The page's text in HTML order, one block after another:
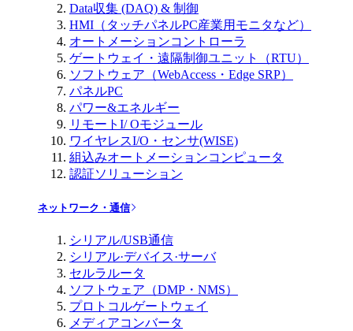
Data収集 (DAQ) & 制御
HMI（タッチパネルPC産業用モニタなど）
オートメーションコントローラ
ゲートウェイ・遠隔制御ユニット（RTU）
ソフトウェア（WebAccess・Edge SRP）
パネルPC
パワー&エネルギー
リモートI/ Oモジュール
ワイヤレスI/O・センサ(WISE)
組込みオートメーションコンピュータ
認証ソリューション
ネットワーク・通信
シリアル/USB通信
シリアル·デバイス·サーバ
セルラルータ
ソフトウェア（DMP・NMS）
プロトコルゲートウェイ
メディアコンバータ